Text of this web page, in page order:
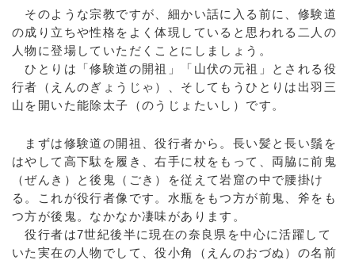
そのような宗教ですが、細かい話に入る前に、修験道
の成り立ちや性格をよく体現していると思われる二人の
人物に登場していただくことにしましょう。
ひとりは「修験道の開祖」「山伏の元祖」とされる役
行者（えんのぎょうじゃ）、そしてもうひとりは出羽三
山を開いた能除太子（のうじょたいし）です。
まずは修験道の開祖、役行者から。長い髪と長い鬚を
はやして高下駄を履き、右手に杖をもって、両脇に前鬼
（ぜんき）と後鬼（ごき）を従えて岩窟の中で腰掛け
る。これが役行者像です。水瓶をもつ方が前鬼、斧をも
つ方が後鬼。なかなか凄味があります。
役行者は7世紀後半に現在の奈良県を中心に活躍して
いた実在の人物でして、役小角（えんのおづぬ）の名前